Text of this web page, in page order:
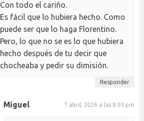
Con todo el cariño.
Es fácil que lo hubiera hecho. Como
puede ser que lo haga Florentino.
Pero, lo que no se es lo que hubiera
hecho después de tu decir que
chocheaba y pedir su dimisión.
Responder
Miguel 7 abril, 2026 a las 8:05 pm